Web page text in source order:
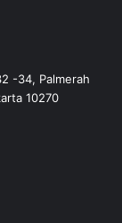
-34, Palmerah
10270